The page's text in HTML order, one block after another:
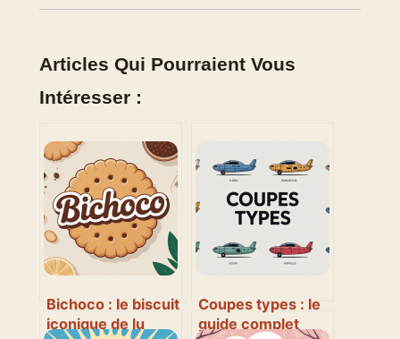
Articles Qui Pourraient Vous
Intéresser :
Bichoco : le biscuit
iconique de lu
Coupes types : le
guide complet